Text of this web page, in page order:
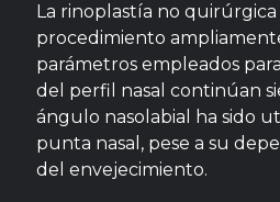
La rinoplastía no
procedimiento
parámetros empleados
del perfil nasal continúan
ángulo nasolabial ha sido
punta nasal, pese a su
del envejecimiento.